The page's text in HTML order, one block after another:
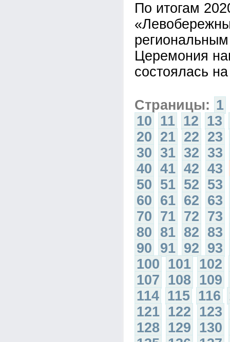
По итогам
Церемония
состоялась
Страницы: 1
10 11 12 13
20 21 22 23
30 31 32 33
40 41 42 43
50 51 52 53
60 61 62 63
70 71 72 73
80 81 82 83
90 91 92 93
100 101 102
107 108 109
114 115 116
121 122 123
128 129 130